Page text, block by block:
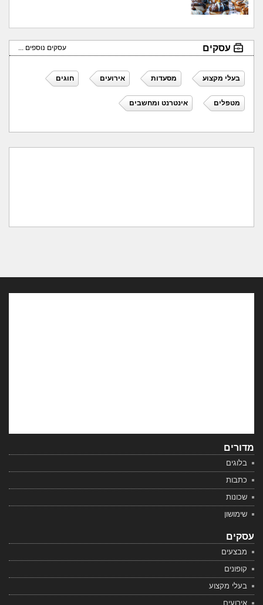
עסקים עסקים נוספים ...
בעלי מקצוע מסעדות אירועים חוגים
מטפלים אינטרנט ומחשבים
מדורים
בלוגים
כתבות
שכונות
שימושון
עסקים
מבצעים
קופונים
בעלי מקצוע
אירועים